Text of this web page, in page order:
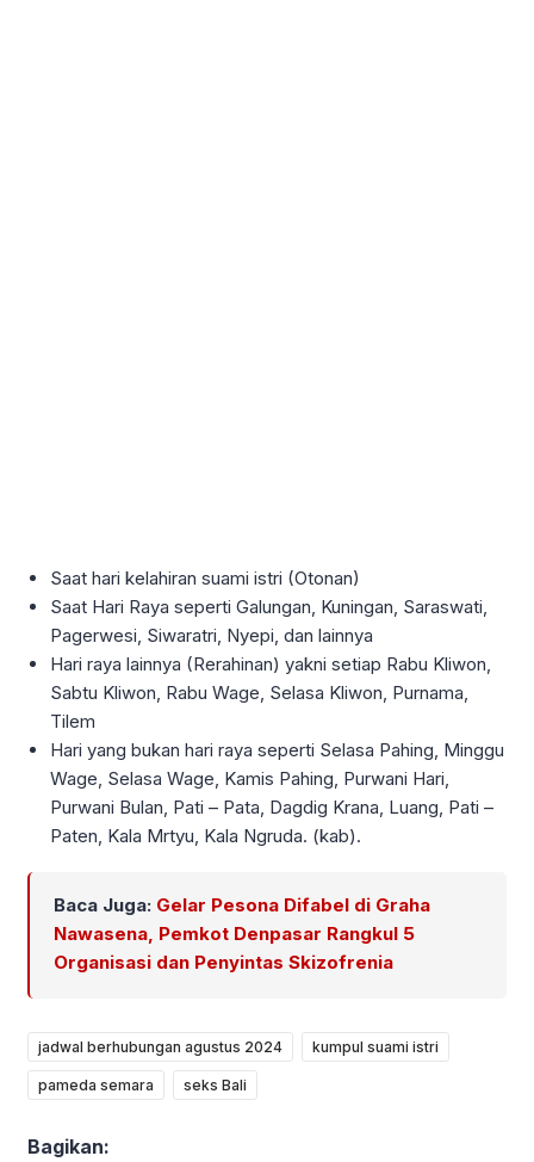
Saat hari kelahiran suami istri (Otonan)
Saat Hari Raya seperti Galungan, Kuningan, Saraswati,
Pagerwesi, Siwaratri, Nyepi, dan lainnya
Hari raya lainnya (Rerahinan) yakni setiap Rabu Kliwon,
Sabtu Kliwon, Rabu Wage, Selasa Kliwon, Purnama,
Tilem
Hari yang bukan hari raya seperti Selasa Pahing, Minggu
Wage, Selasa Wage, Kamis Pahing, Purwani Hari,
Purwani Bulan, Pati – Pata, Dagdig Krana, Luang, Pati –
Paten, Kala Mrtyu, Kala Ngruda. (kab).
Baca Juga: Gelar Pesona Difabel di Graha
Nawasena, Pemkot Denpasar Rangkul 5
Organisasi dan Penyintas Skizofrenia
jadwal berhubungan agustus 2024 kumpul suami istri
pameda semara seks Bali
Bagikan: